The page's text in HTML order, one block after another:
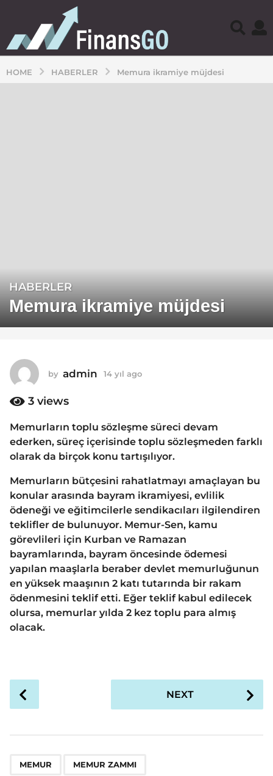
HOME HABERLER Memura ikramiye müjdesi
1
4
a
g
1
y
ı
l
a
g
o
HABERLER
Memura ikramiye müjdesi
by admin 14 yıl ago
a
g
o
3 views
Memurların toplu sözleşme süreci devam
ederken, süreç içerisinde toplu sözleşmeden farklı
olarak da birçok konu tartışılıyor.
Memurların bütçesini rahatlatmayı amaçlayan bu
konular arasında bayram ikramiyesi, evlilik
ödeneği ve eğitimcilerle sendikacıları ilgilendiren
teklifler de bulunuyor. Memur-Sen, kamu
görevlileri için Kurban ve Ramazan
bayramlarında, bayram öncesinde ödemesi
yapılan maaşlarla beraber devlet memurluğunun
en yüksek maaşının 2 katı tutarında bir rakam
ödenmesini teklif etti. Eğer teklif kabul edilecek
olursa, memurlar yılda 2 kez toplu para almış
olacak.
o
NEXT
MEMUR MEMUR ZAMMI